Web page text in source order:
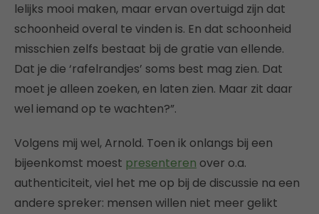
lelijks mooi maken, maar ervan overtuigd zijn dat
schoonheid overal te vinden is. En dat schoonheid
misschien zelfs bestaat bij de gratie van ellende.
Dat je die ‘rafelrandjes’ soms best mag zien. Dat
moet je alleen zoeken, en laten zien. Maar zit daar
wel iemand op te wachten?”.
Volgens mij wel, Arnold. Toen ik onlangs bij een
bijeenkomst moest presenteren over o.a.
authenticiteit, viel het me op bij de discussie na een
andere spreker: mensen willen niet meer gelikt